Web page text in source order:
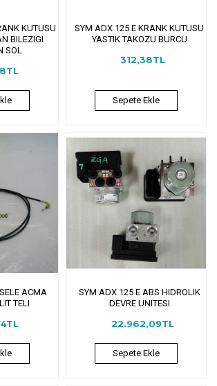
KUTUSU
BILEZIGI
SOL
SYM ADX 125 E KRANK KUTUSU
YASTIK TAKOZU BURCU
312,38TL
Sepete Ekle
ACMA
TELI
SYM ADX 125 E ABS HIDROLIK
DEVRE UNITESI
22.962,09TL
Sepete Ekle